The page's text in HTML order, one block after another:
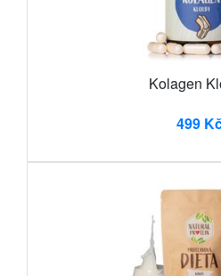
Kolagen
499